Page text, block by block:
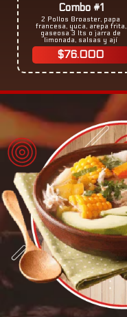
Combo #1
2 Pollos Broaster, papa
francesa, yuca, arepa frita,
gaseosa 3 lts o jarra de
limonada, salsas y ají
$76.000